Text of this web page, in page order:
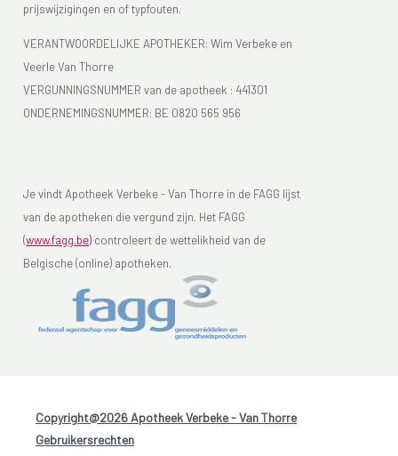
prijswijzigingen en of typfouten.
VERANTWOORDELIJKE APOTHEKER: Wim Verbeke en
Veerle Van Thorre
VERGUNNINGSNUMMER van de apotheek : 441301
ONDERNEMINGSNUMMER: BE 0820 565 956
Je vindt Apotheek Verbeke - Van Thorre in de FAGG lijst
van de apotheken die vergund zijn. Het FAGG
(www.fagg.be) controleert de wettelikheid van de
Belgische (online) apotheken.
Copyright@2026 Apotheek Verbeke - Van Thorre
Gebruikersrechten